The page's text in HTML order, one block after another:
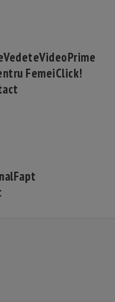
VedeteVideoPrime
FemeiClick!
Fapt